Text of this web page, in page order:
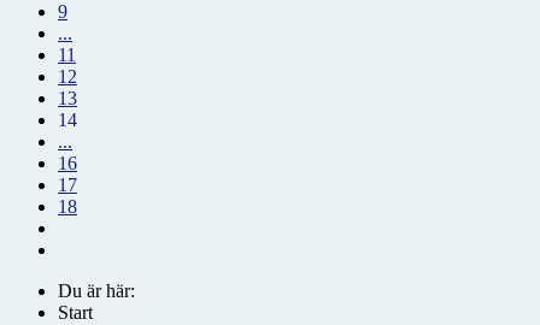
9
...
11
12
13
14
...
16
17
18
Du är här:
Start